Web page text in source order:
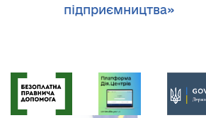
підприємництва»